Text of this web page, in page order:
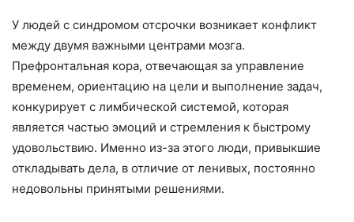
У людей с синдромом отсрочки возникает конфликт
между двумя важными центрами мозга.
Префронтальная кора, отвечающая за управление
временем, ориентацию на цели и выполнение задач,
конкурирует с лимбической системой, которая
является частью эмоций и стремления к быстрому
удовольствию. Именно из-за этого люди, привыкшие
откладывать дела, в отличие от ленивых, постоянно
недовольны принятыми решениями.